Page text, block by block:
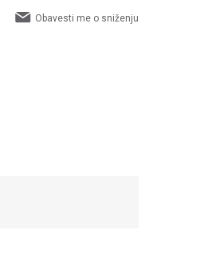
Obavesti me o sniženju